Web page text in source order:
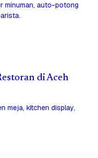
minuman, auto-potong
di Aceh
meja, kitchen display,